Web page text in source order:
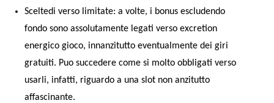
Sceltedi verso limitate: a volte, i bonus escludendo
fondo sono assolutamente legati verso excretion
energico gioco, innanzitutto eventualmente dei giri
gratuiti. Puo succedere come si molto obbligati verso
usarli, infatti, riguardo a una slot non anzitutto
affascinante.